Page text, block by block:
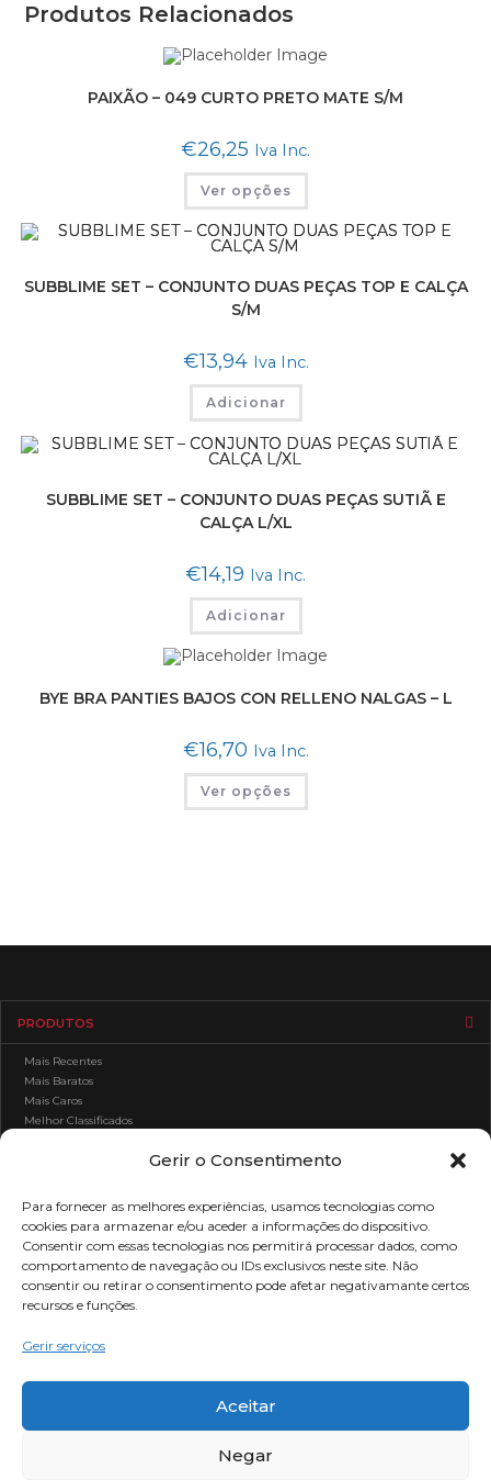
Gerir o Consentimento
Para fornecer as melhores experiências, usamos tecnologias como
cookies para armazenar e/ou aceder a informações do dispositivo.
Consentir com essas tecnologias nos permitirá processar dados, como
comportamento de navegação ou IDs exclusivos neste site. Não
consentir ou retirar o consentimento pode afetar negativamante certos
recursos e funções.
Gerir serviços
Aceitar
Negar
Produtos Relacionados
PAIXÃO – 049 CURTO PRETO MATE S/M
€26,25 Iva Inc.
Ver opções
SUBBLIME SET – CONJUNTO DUAS PEÇAS TOP E CALÇA
S/M
€13,94 Iva Inc.
Adicionar
SUBBLIME SET – CONJUNTO DUAS PEÇAS SUTIÃ E
CALÇA L/XL
€14,19 Iva Inc.
Adicionar
BYE BRA PANTIES BAJOS CON RELLENO NALGAS – L
€16,70 Iva Inc.
Ver opções
PRODUTOS
Mais Recentes
Mais Baratos
Mais Caros
Melhor Classificados
ÁREA DE CLIENTE
ÁREA LEGAL
Mercadoxleva até si uma vasta gama de produtos para adultos.